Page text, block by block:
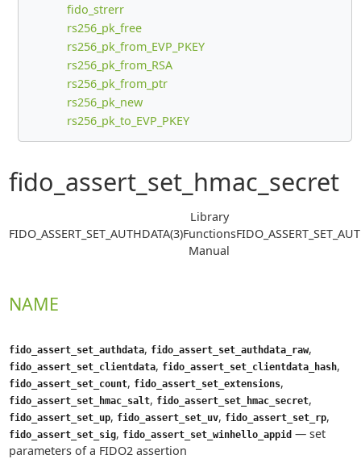
fido_strerr
rs256_pk_free
rs256_pk_from_EVP_PKEY
rs256_pk_from_RSA
rs256_pk_from_ptr
rs256_pk_new
rs256_pk_to_EVP_PKEY
fido_assert_set_hmac_secret
FIDO_ASSERT_SET_AUTHDATA(3)
Library
Functions
Manual
NAME
fido_assert_set_authdata, fido_assert_set_authdata_raw,
fido_assert_set_clientdata, fido_assert_set_clientdata_hash,
fido_assert_set_count, fido_assert_set_extensions,
fido_assert_set_hmac_salt, fido_assert_set_hmac_secret,
fido_assert_set_up, fido_assert_set_uv, fido_assert_set_rp,
fido_assert_set_sig, fido_assert_set_winhello_appid— set
parameters of a FIDO2 assertion